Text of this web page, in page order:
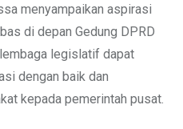
menyampaikan aspirasi
di depan Gedung DPRD
legislatif dapat
dengan baik dan
kepada pemerintah pusat.